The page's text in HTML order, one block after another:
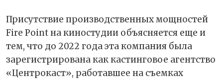
Присутствие производственных мощностей
Fire Point на киностудии объясняется еще и
тем, что до 2022 года эта компания была
зарегистрирована как кастинговое агентство
«Центрокаст», работавшее на съемках